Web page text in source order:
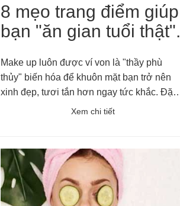
8 mẹo trang điểm giúp
bạn "ăn gian tuổi thật".
Make up luôn được ví von là "thầy phù
thủy" biến hóa để khuôn mặt bạn trở nên
xinh đẹp, tươi tắn hơn ngay tức khắc. Đặc
biệt, khi độ tuổi không còn trẻ, việc make up
điểm tuổi tác để luôn trẻ trung, rạng ngời
luôn là vấn đề được phái đẹp quan tâm
hàng đầu.
Xem chi tiết